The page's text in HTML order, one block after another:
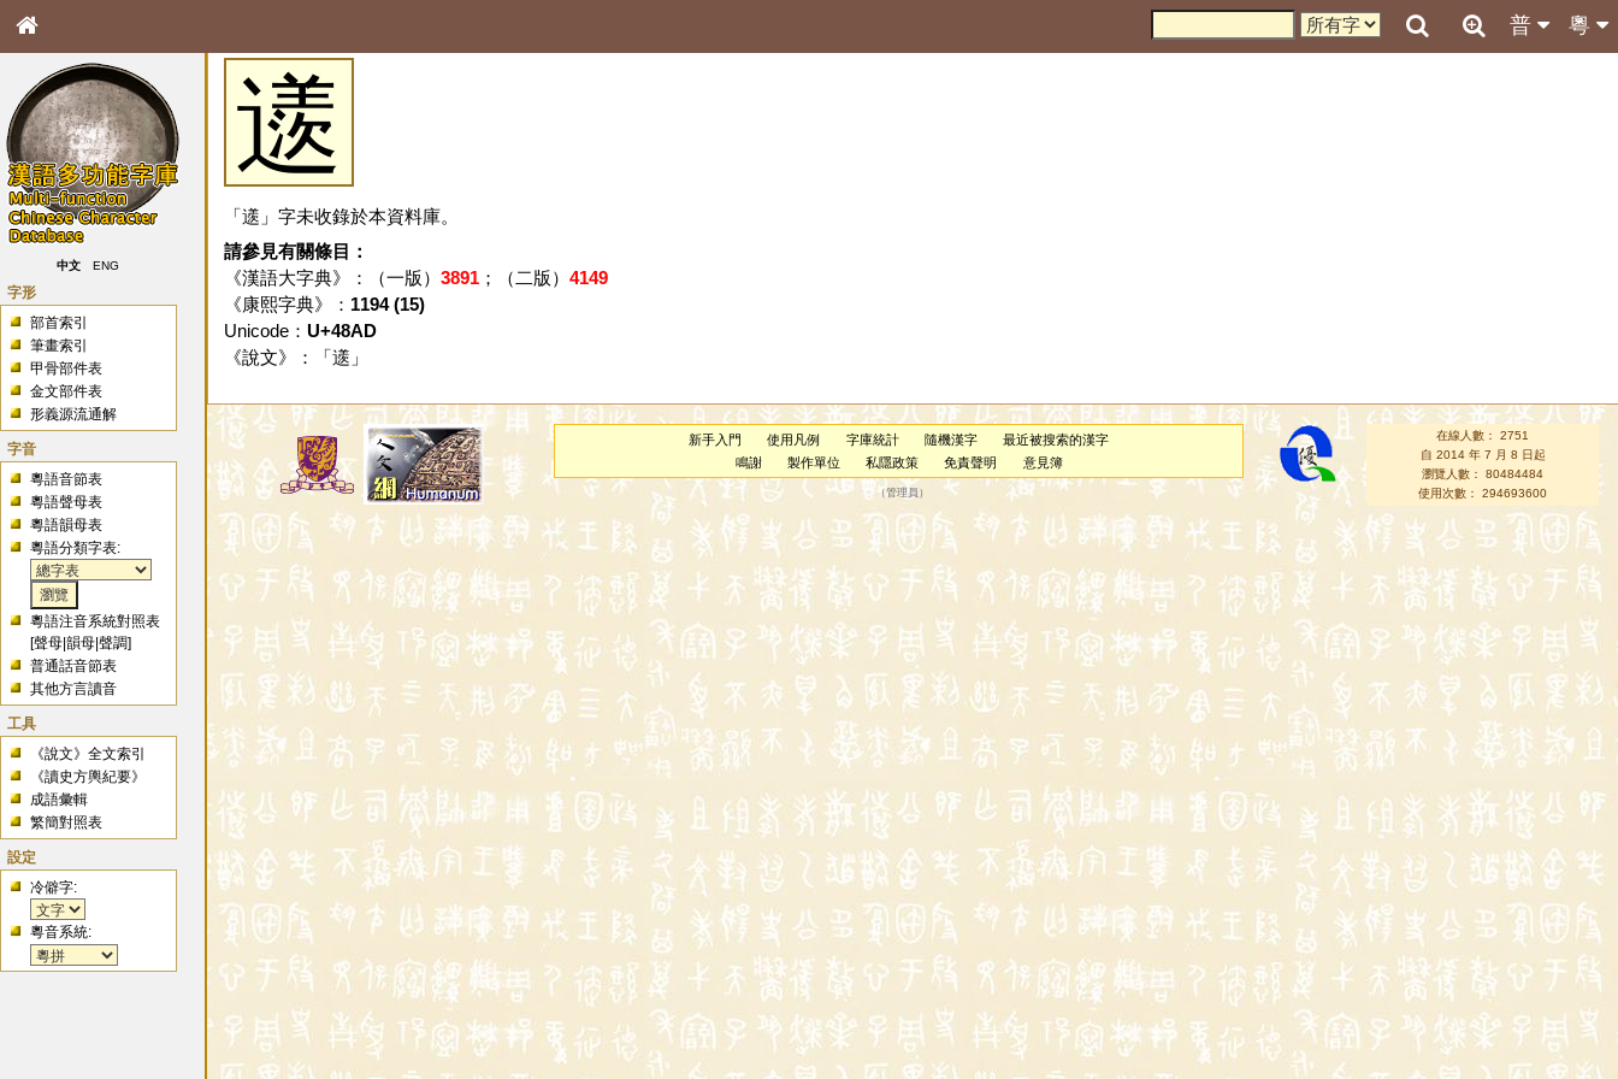
粵
普
中文 ENG
字形
部首索引
筆畫索引
甲骨部件表
金文部件表
形義源流通解
字音
粵語音節表
粵語聲母表
粵語韻母表
粵語分類字表:
粵語注音系統對照表
[聲母 |韻母 |聲調]
普通話音節表
其他方言讀音
工具
《說文》全文索引
《讀史方輿紀要》
成語彙輯
繁簡對照表
設定
冷僻字:
粵音系統:
䢭
「䢭」字未收錄於本資料庫。
請參見有關條目：
《漢語大字典》：（一版） 3891；（二版） 4149
《康熙字典》： 1194 (15)
Unicode： U+48AD
《說文》：「 䢭 」
新手入門 使用凡例 字庫統計 隨機漢字
最近被搜索的漢字
鳴謝
製作單位 私隱政策 免責聲明 意見簿
（管理員 ）
在線人數： 2751
自 2014 年 7 月 8 日起
瀏覽人數： 80484484
使用次數： 294693600